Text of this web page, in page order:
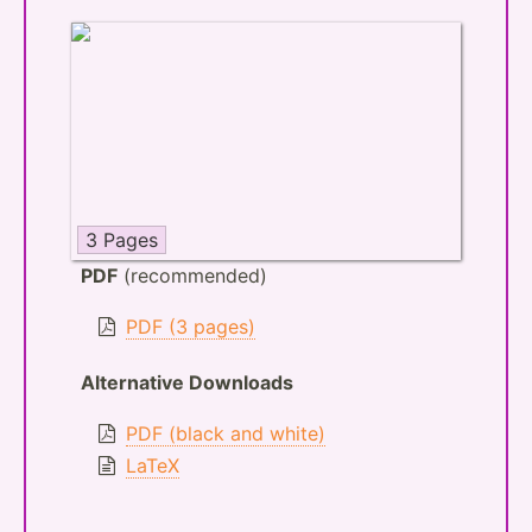
3 Pages
PDF (recommended)
PDF (3 pages)
Alternative Downloads
PDF (black and white)
LaTeX